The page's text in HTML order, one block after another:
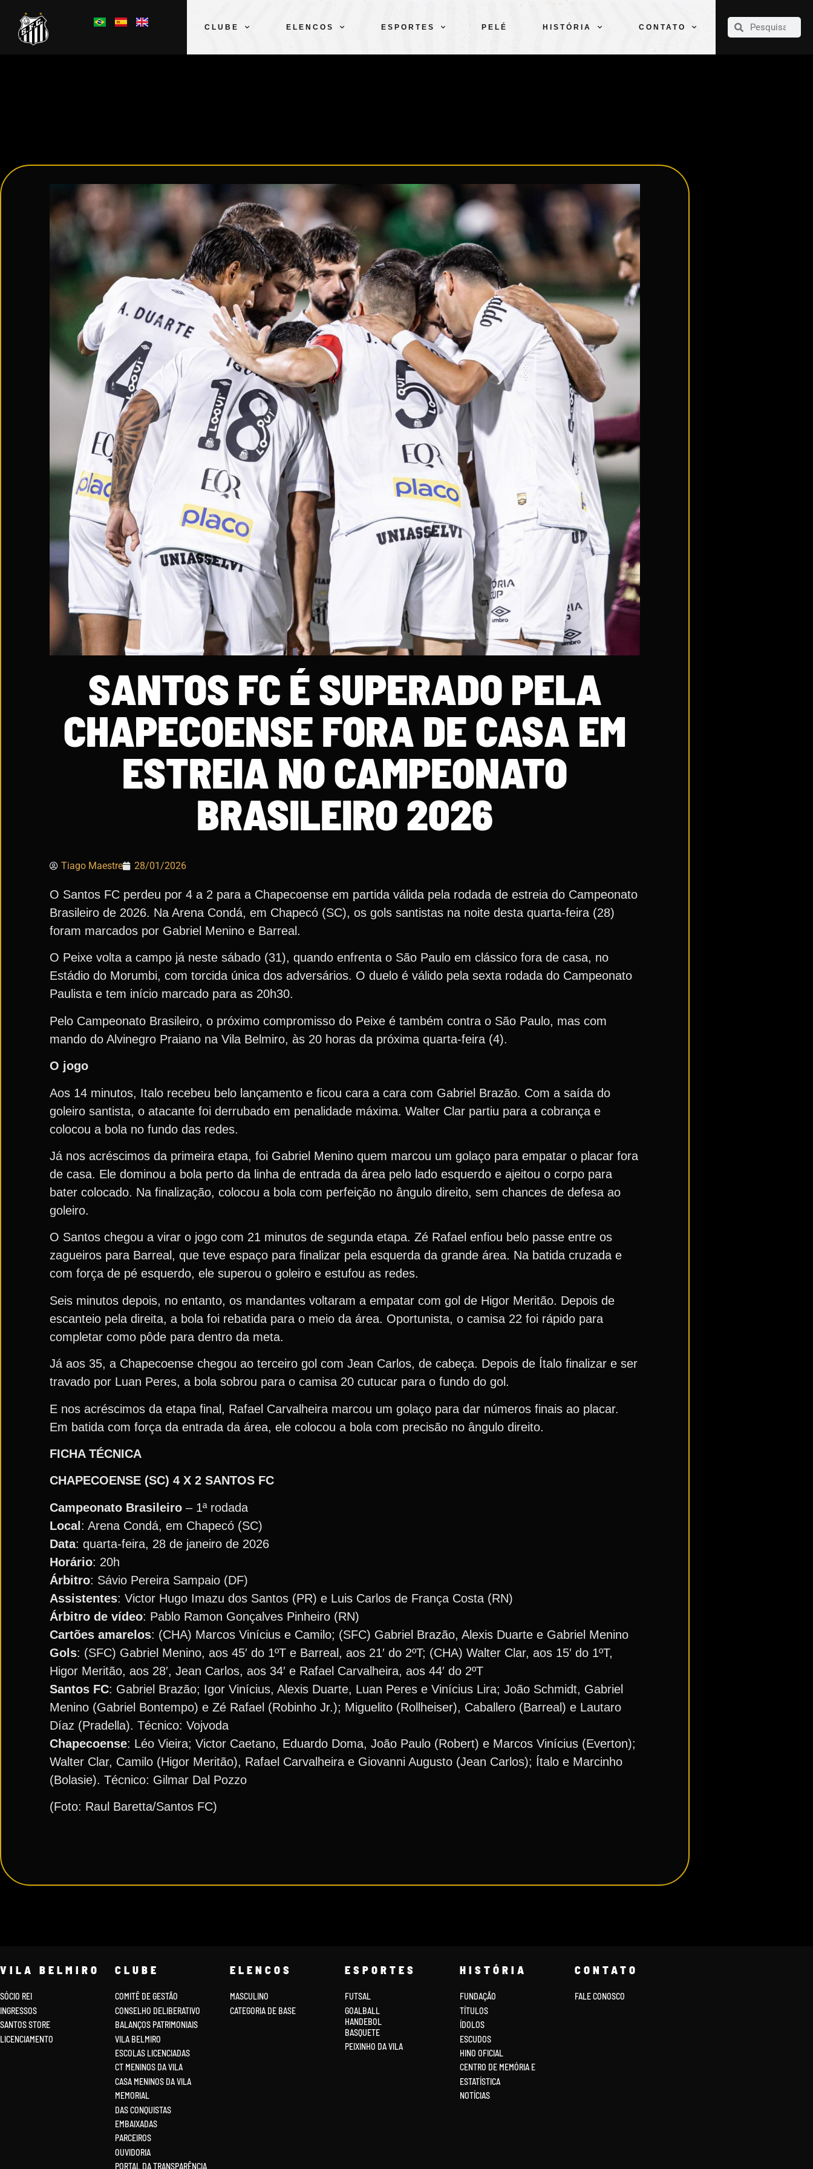
CLUBE ELENCOS ESPORTES PELÉ HISTÓRIA CONTATO
CLUBE
SANTOS FC É SUPERADO PELA
CHAPECOENSE FORA DE CASA EM
ESTREIA NO CAMPEONATO
BRASILEIRO 2026
Tiago Maestre 28/01/2026
O Santos FC perdeu por 4 a 2 para a Chapecoense em partida válida pela rodada de estreia do Campeonato
Brasileiro de 2026. Na Arena Condá, em Chapecó (SC), os gols santistas na noite desta quarta-feira (28)
foram marcados por Gabriel Menino e Barreal.
O Peixe volta a campo já neste sábado (31), quando enfrenta o São Paulo em clássico fora de casa, no
Estádio do Morumbi, com torcida única dos adversários. O duelo é válido pela sexta rodada do Campeonato
Paulista e tem início marcado para as 20h30.
Pelo Campeonato Brasileiro, o próximo compromisso do Peixe é também contra o São Paulo, mas com
mando do Alvinegro Praiano na Vila Belmiro, às 20 horas da próxima quarta-feira (4).
O jogo
Aos 14 minutos, Italo recebeu belo lançamento e ficou cara a cara com Gabriel Brazão. Com a saída do
goleiro santista, o atacante foi derrubado em penalidade máxima. Walter Clar partiu para a cobrança e
colocou a bola no fundo das redes.
Já nos acréscimos da primeira etapa, foi Gabriel Menino quem marcou um golaço para empatar o placar fora
de casa. Ele dominou a bola perto da linha de entrada da área pelo lado esquerdo e ajeitou o corpo para
bater colocado. Na finalização, colocou a bola com perfeição no ângulo direito, sem chances de defesa ao
goleiro.
O Santos chegou a virar o jogo com 21 minutos de segunda etapa. Zé Rafael enfiou belo passe entre os
zagueiros para Barreal, que teve espaço para finalizar pela esquerda da grande área. Na batida cruzada e
com força de pé esquerdo, ele superou o goleiro e estufou as redes.
Seis minutos depois, no entanto, os mandantes voltaram a empatar com gol de Higor Meritão. Depois de
escanteio pela direita, a bola foi rebatida para o meio da área. Oportunista, o camisa 22 foi rápido para
completar como pôde para dentro da meta.
Já aos 35, a Chapecoense chegou ao terceiro gol com Jean Carlos, de cabeça. Depois de Ítalo finalizar e ser
travado por Luan Peres, a bola sobrou para o camisa 20 cutucar para o fundo do gol.
E nos acréscimos da etapa final, Rafael Carvalheira marcou um golaço para dar números finais ao placar.
Em batida com força da entrada da área, ele colocou a bola com precisão no ângulo direito.
FICHA TÉCNICA
CHAPECOENSE (SC) 4 X 2 SANTOS FC
Campeonato Brasileiro – 1ª rodada
Local : Arena Condá, em Chapecó (SC)
Data: quarta-feira, 28 de janeiro de 2026
Horário: 20h
Árbitro: Sávio Pereira Sampaio (DF)
Assistentes: Victor Hugo Imazu dos Santos (PR) e Luis Carlos de França Costa (RN)
Árbitro de vídeo: Pablo Ramon Gonçalves Pinheiro (RN)
Cartões amarelos: (CHA) Marcos Vinícius e Camilo; (SFC) Gabriel Brazão, Alexis Duarte e Gabriel Menino
Gols: (SFC) Gabriel Menino, aos 45′ do 1ºT e Barreal, aos 21′ do 2ºT; (CHA) Walter Clar, aos 15′ do 1ºT,
Higor Meritão, aos 28′, Jean Carlos, aos 34′ e Rafael Carvalheira, aos 44′ do 2ºT
Santos FC: Gabriel Brazão; Igor Vinícius, Alexis Duarte, Luan Peres e Vinícius Lira; João Schmidt, Gabriel
Menino (Gabriel Bontempo) e Zé Rafael (Robinho Jr.); Miguelito (Rollheiser), Caballero (Barreal) e Lautaro
Díaz (Pradella). Técnico: Vojvoda
Chapecoense: Léo Vieira; Victor Caetano, Eduardo Doma, João Paulo (Robert) e Marcos Vinícius (Everton);
Walter Clar, Camilo (Higor Meritão), Rafael Carvalheira e Giovanni Augusto (Jean Carlos); Ítalo e Marcinho
(Bolasie). Técnico: Gilmar Dal Pozzo
(Foto: Raul Baretta/Santos FC)
VILA BELMIRO
SÓCIO REI
INGRESSOS
SANTOS STORE
LICENCIAMENTO
CLUBE
COMITÊ DE GESTÃO
CONSELHO DELIBERATIVO
BALANÇOS PATRIMONIAIS
VILA BELMIRO
ESCOLAS LICENCIADAS
CT MENINOS DA VILA
CASA MENINOS DA VILA
MEMORIAL
DAS CONQUISTAS
EMBAIXADAS
PARCEIROS
OUVIDORIA
PORTAL DA TRANSPARÊNCIA
ELENCOS
MASCULINO
CATEGORIA DE BASE
ESPORTES
FUTSAL
GOALBALL
HANDEBOL
BASQUETE
PEIXINHO DA VILA
HISTÓRIA
FUNDAÇÃO
TÍTULOS
ÍDOLOS
ESCUDOS
HINO OFICIAL
CENTRO DE MEMÓRIA E
ESTATÍSTICA
NOTÍCIAS
CONTATO
FALE CONOSCO